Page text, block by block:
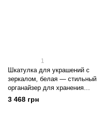
1
Шкатулка для украшений с
зеркалом, белая — стильный
органайзер для хранения
украшений
3 468 грн